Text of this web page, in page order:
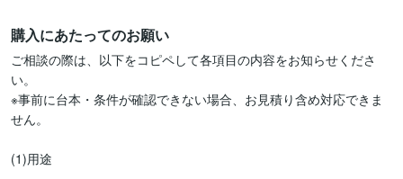
購入にあたってのお願い
ご相談の際は、以下をコピペして各項目の内容をお知らせくださ
い。
※事前に台本・条件が確認できない場合、お見積り含め対応できま
せん。
(1)用途